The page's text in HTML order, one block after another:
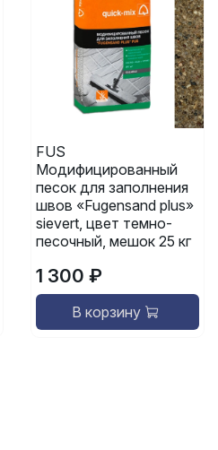
FUS
Модифицированный
песок для заполнения
швов «Fugensand plus»
sievert, цвет темно-
песочный, мешок 25 кг
1 300 ₽
В корзину